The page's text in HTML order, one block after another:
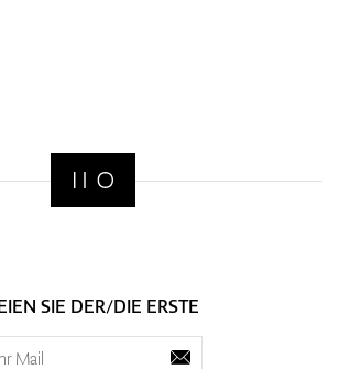
SIE DER/DIE ERSTE